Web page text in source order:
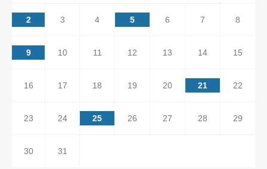
2 3 4 5 6 7 8
9 10 11 12 13 14 15
16 17 18 19 20 21 22
23 24 25 26 27 28 29
30 31